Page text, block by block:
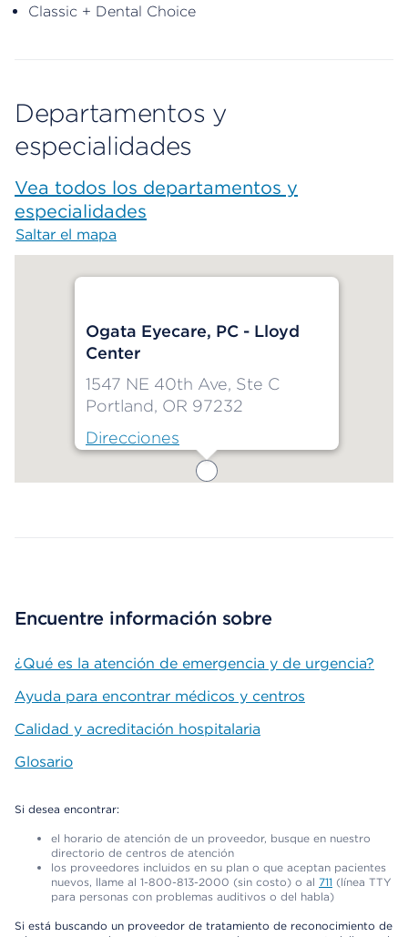
Classic + Dental Choice
Departamentos y
especialidades
Vea todos los departamentos y
especialidades
Saltar el mapa
Ogata Eyecare, PC - Lloyd
Center
1547 NE 40th Ave, Ste C
Portland, OR 97232
Direcciones
Encuentre información sobre
¿Qué es la atención de emergencia y de urgencia?
Ayuda para encontrar médicos y centros
Calidad y acreditación hospitalaria
Glosario
Si desea encontrar:
el horario de atención de un proveedor, busque en nuestro
directorio de centros de atención
los proveedores incluidos en su plan o que aceptan pacientes
nuevos, llame al 1-800-813-2000 (sin costo) o al 711 (línea TTY
para personas con problemas auditivos o del habla)
Si está buscando un proveedor de tratamiento de reconocimiento de